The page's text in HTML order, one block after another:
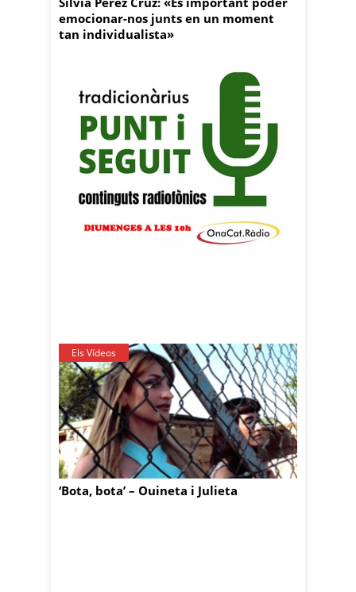
emocionar-nos junts en un moment
tan individualista»
Els Vídeos
‘Bota, bota’ – Ouineta i Julieta